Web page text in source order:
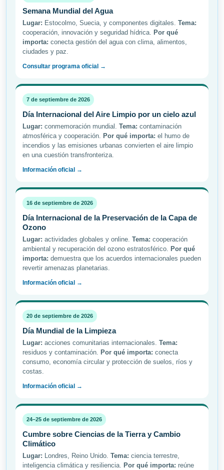
Semana Mundial del Agua
Lugar: Estocolmo, Suecia, y componentes digitales. Tema:
cooperación, innovación y seguridad hídrica. Por qué
importa: conecta gestión del agua con clima, alimentos,
ciudades y paz.
Consultar programa oficial →
7 de septiembre de 2026
Día Internacional del Aire Limpio por un cielo azul
Lugar: conmemoración mundial. Tema: contaminación
atmosférica y cooperación. Por qué importa: el humo de
incendios y las emisiones urbanas convierten el aire limpio
en una cuestión transfronteriza.
Información oficial →
16 de septiembre de 2026
Día Internacional de la Preservación de la Capa de
Ozono
Lugar: actividades globales y online. Tema: cooperación
ambiental y recuperación del ozono estratosférico. Por qué
importa: demuestra que los acuerdos internacionales pueden
revertir amenazas planetarias.
Información oficial →
20 de septiembre de 2026
Día Mundial de la Limpieza
Lugar: acciones comunitarias internacionales. Tema:
residuos y contaminación. Por qué importa: conecta
consumo, economía circular y protección de suelos, ríos y
costas.
Información oficial →
24–25 de septiembre de 2026
Cumbre sobre Ciencias de la Tierra y Cambio
Climático
Lugar: Londres, Reino Unido. Tema: ciencia terrestre,
inteligencia climática y resiliencia. Por qué importa: reúne